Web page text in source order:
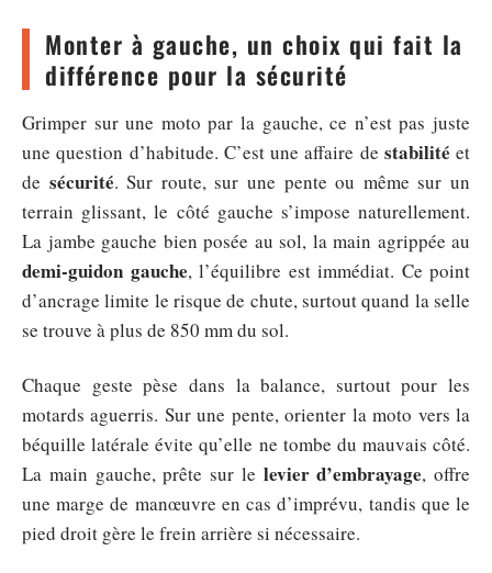
Monter à gauche, un choix qui fait la
différence pour la sécurité
Grimper sur une moto par la gauche, ce n’est pas juste
une question d’habitude. C’est une affaire de stabilité et
de sécurité. Sur route, sur une pente ou même sur un
terrain glissant, le côté gauche s’impose naturellement.
La jambe gauche bien posée au sol, la main agrippée au
demi-guidon gauche, l’équilibre est immédiat. Ce point
d’ancrage limite le risque de chute, surtout quand la selle
se trouve à plus de 850 mm du sol.
Chaque geste pèse dans la balance, surtout pour les
motards aguerris. Sur une pente, orienter la moto vers la
béquille latérale évite qu’elle ne tombe du mauvais côté.
La main gauche, prête sur le levier d’embrayage, offre
une marge de manœuvre en cas d’imprévu, tandis que le
pied droit gère le frein arrière si nécessaire.